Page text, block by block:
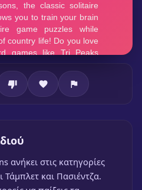
ανήκει στις κατηγορίες
Τάμπλετ και Πασιέντζα.